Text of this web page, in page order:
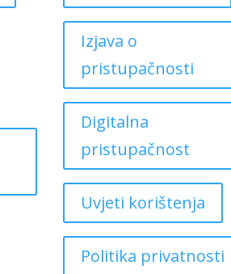
Izjava o
pristupačnosti
Digitalna
pristupačnost
Uvjeti korištenja
Politika privatnosti